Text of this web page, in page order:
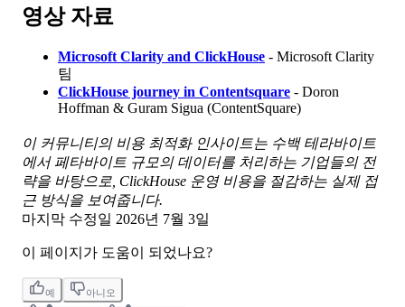
영상 자료
Microsoft Clarity and ClickHouse - Microsoft Clarity
팀
ClickHouse journey in Contentsquare - Doron
Hoffman & Guram Sigua (ContentSquare)
이 커뮤니티의 비용 최적화 인사이트는 수백 테라바이트
에서 페타바이트 규모의 데이터를 처리하는 기업들의 전
략을 바탕으로, ClickHouse 운영 비용을 절감하는 실제 접
근 방식을 보여줍니다.
마지막 수정일 2026년 7월 3일
이 페이지가 도움이 되었나요?
예 아니오